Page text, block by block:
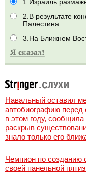
1.Израиль
2.В результате
Палестина
3.На Ближнем
Навальный оставил
автобиографию перед
в этом году,
раскрыв
знало только его
Чемпион по созданию
своей панельной